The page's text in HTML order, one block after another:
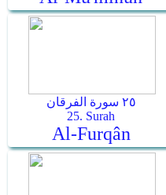
٢٥ سورة الفرقان
25. Surah
Al-Furqân